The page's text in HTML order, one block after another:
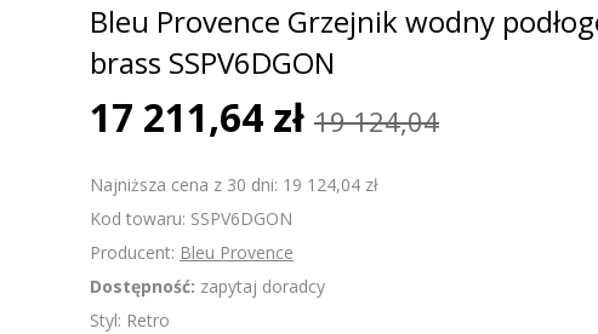
Bleu Provence Grzejnik wodny
brass SSPV6DGON
17 211,64 zł 19 124,04
Najniższa cena z 30 dni: 19 124,04 zł
Kod towaru: SSPV6DGON
Producent: Bleu Provence
Dostępność: zapytaj doradcy
Styl: Retro